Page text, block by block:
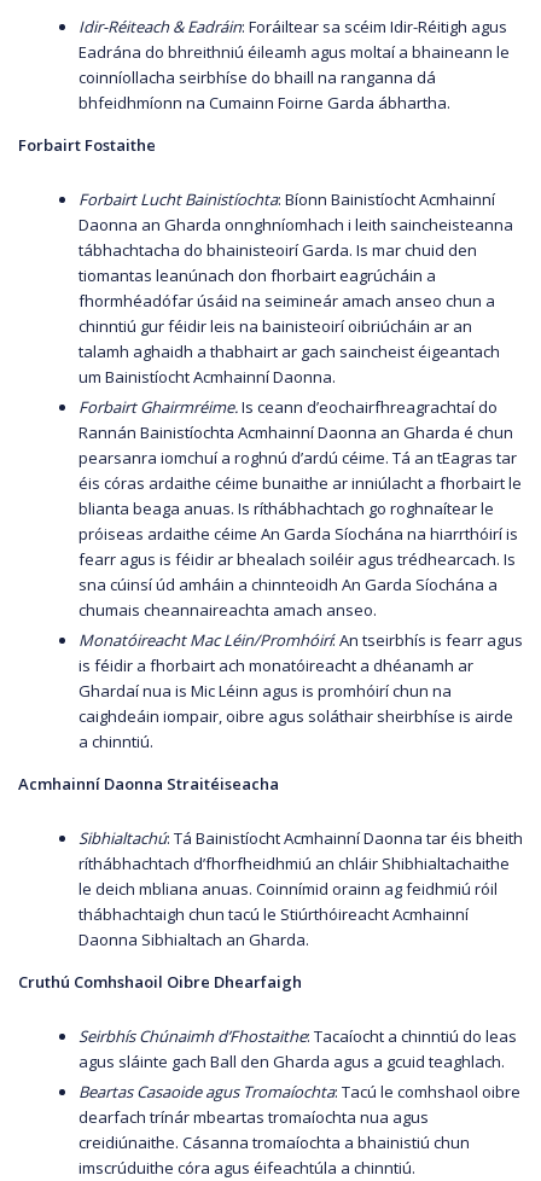
Idir-Réiteach & Eadráin: Foráiltear sa scéim Idir-Réitigh agus
Eadrána do bhreithniú éileamh agus moltaí a bhaineann le
coinníollacha seirbhíse do bhaill na ranganna dá
bhfeidhmíonn na Cumainn Foirne Garda ábhartha.
Forbairt Fostaithe
Forbairt Lucht Bainistíochta: Bíonn Bainistíocht Acmhainní
Daonna an Gharda onnghníomhach i leith saincheisteanna
tábhachtacha do bhainisteoirí Garda. Is mar chuid den
tiomantas leanúnach don fhorbairt eagrúcháin a
fhormhéadófar úsáid na seimineár amach anseo chun a
chinntiú gur féidir leis na bainisteoirí oibriúcháin ar an
talamh aghaidh a thabhairt ar gach saincheist éigeantach
um Bainistíocht Acmhainní Daonna.
Forbairt Ghairmréime.Is ceann d’eochairfhreagrachtaí do
Rannán Bainistíochta Acmhainní Daonna an Gharda é chun
pearsanra iomchuí a roghnú d’ardú céime. Tá an tEagras tar
éis córas ardaithe céime bunaithe ar inniúlacht a fhorbairt le
blianta beaga anuas. Is ríthábhachtach go roghnaítear le
próiseas ardaithe céime An Garda Síochána na hiarrthóirí is
fearr agus is féidir ar bhealach soiléir agus trédhearcach. Is
sna cúinsí úd amháin a chinnteoidh An Garda Síochána a
chumais cheannaireachta amach anseo.
Monatóireacht Mac Léin/Promhóirí: An tseirbhís is fearr agus
is féidir a fhorbairt ach monatóireacht a dhéanamh ar
Ghardaí nua is Mic Léinn agus is promhóirí chun na
caighdeáin iompair, oibre agus soláthair sheirbhíse is airde
a chinntiú.
Acmhainní Daonna Straitéiseacha
Sibhialtachú: Tá Bainistíocht Acmhainní Daonna tar éis bheith
ríthábhachtach d’fhorfheidhmiú an chláir Shibhialtachaithe
le deich mbliana anuas. Coinnímid orainn ag feidhmiú róil
thábhachtaigh chun tacú le Stiúrthóireacht Acmhainní
Daonna Sibhialtach an Gharda.
Cruthú Comhshaoil Oibre Dhearfaigh
Seirbhís Chúnaimh d’Fhostaithe: Tacaíocht a chinntiú do leas
agus sláinte gach Ball den Gharda agus a gcuid teaghlach.
Beartas Casaoide agus Tromaíochta: Tacú le comhshaol oibre
dearfach trínár mbeartas tromaíochta nua agus
creidiúnaithe. Cásanna tromaíochta a bhainistiú chun
imscrúduithe córa agus éifeachtúla a chinntiú.